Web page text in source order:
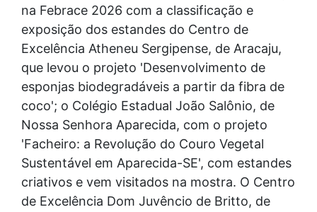
na Febrace 2026 com a classificação e
exposição dos estandes do Centro de
Excelência Atheneu Sergipense, de Aracaju,
que levou o projeto 'Desenvolvimento de
esponjas biodegradáveis a partir da fibra de
coco'; o Colégio Estadual João Salônio, de
Nossa Senhora Aparecida, com o projeto
'Facheiro: a Revolução do Couro Vegetal
Sustentável em Aparecida-SE', com estandes
criativos e vem visitados na mostra. O Centro
de Excelência Dom Juvêncio de Britto, de